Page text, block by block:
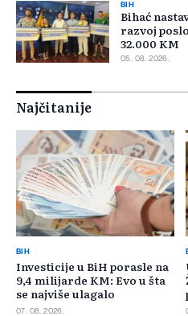
BIH
Bihać
razvoj
32.000 KM
05. 08. 2026.
Najčitanije
BIH
Investicije u BiH porasle na
9,4 milijarde KM: Evo u šta
se najviše ulagalo
07. 08. 2026.